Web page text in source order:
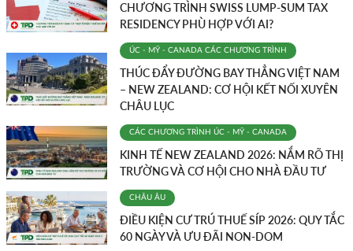
CHƯƠNG TRÌNH SWISS LUMP-SUM TAX
RESIDENCY PHÙ HỢP VỚI AI?
ÚC - MỸ - CANADA CÁC CHƯƠNG TRÌNH
THÚC ĐẨY ĐƯỜNG BAY THẲNG VIỆT NAM
– NEW ZEALAND: CƠ HỘI KẾT NỐI XUYÊN
CHÂU LỤC
CÁC CHƯƠNG TRÌNH ÚC - MỸ - CANADA
KINH TẾ NEW ZEALAND 2026: NẮM RÕ THỊ
TRƯỜNG VÀ CƠ HỘI CHO NHÀ ĐẦU TƯ
CHÂU ÂU
ĐIỀU KIỆN CƯ TRÚ THUẾ SÍP 2026: QUY TẮC
60 NGÀY VÀ ƯU ĐÃI NON-DOM